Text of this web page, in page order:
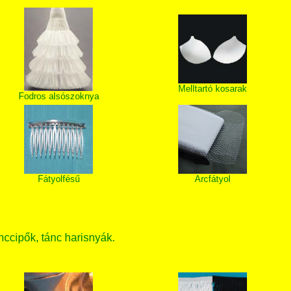
Fodros alsószoknya
Melltartó kosarak
Fátyolfésű Arcfátyol
tánc harisnyák.